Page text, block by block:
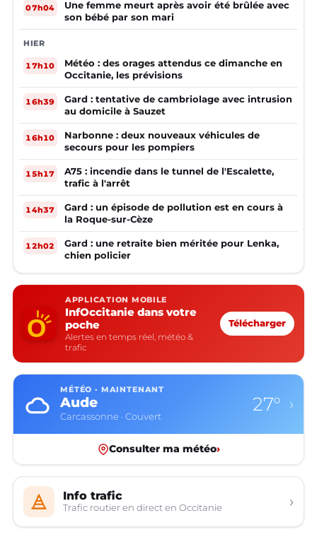
07h04
Une femme meurt après avoir été brûlée avec
son bébé par son mari
HIER
17h10
Météo : des orages attendus ce dimanche en
Occitanie, les prévisions
16h39
Gard : tentative de cambriolage avec intrusion
au domicile à Sauzet
16h10
Narbonne : deux nouveaux véhicules de
secours pour les pompiers
15h17
A75 : incendie dans le tunnel de l'Escalette,
trafic à l'arrêt
14h37
Gard : un épisode de pollution est en cours à
la Roque-sur-Cèze
12h02
Gard : une retraite bien méritée pour Lenka,
chien policier
APPLICATION MOBILE
InfOccitanie dans votre
poche
Alertes en temps réel, météo &
trafic
Télécharger
MÉTÉO · MAINTENANT
Aude
Carcassonne · Couvert
27° ›
Consulter ma météo›
Info trafic
Trafic routier en direct en Occitanie ›